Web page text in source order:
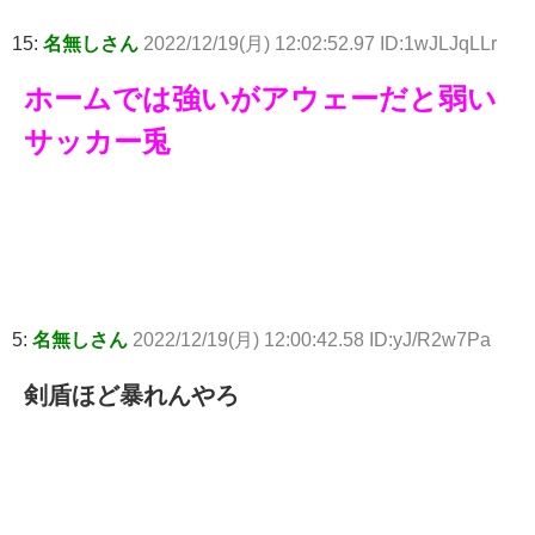
15: 名無しさん 2022/12/19(月) 12:02:52.97 ID:1wJLJqLLr
ホームでは強いがアウェーだと弱い
サッカー兎
5: 名無しさん 2022/12/19(月) 12:00:42.58 ID:yJ/R2w7Pa
剣盾ほど暴れんやろ